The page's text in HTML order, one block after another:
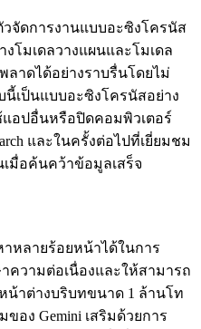
จัดการงานแบบอะซิงโครนัส
โมเดลวางแผนและโมเดล
าดได้อย่างราบรื่นโดยไม่
เป็นแบบอะซิงโครนัสอย่าง
อปอื่นหรือปิดคอมพิวเตอร์
และในครั้งต่อไปที่เยี่ยมชม
เมื่อค้นคว้าข้อมูลเสร็จ
าหลายร้อยหน้าได้ในการ
ความต่อเนื่องและให้สามารถ
น้าต่างบริบทขนาด 1 ล้านโท
อง Gemini เสริมด้วยการ